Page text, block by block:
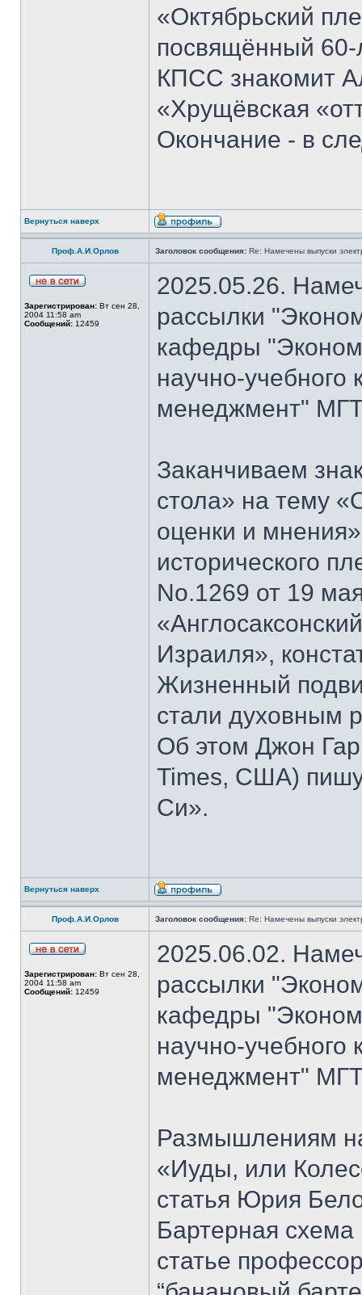
«Октябрьский
посвящённый 60-
КПСС знакомит
«Хрущёвская
Окончание - в
Вернуться наверх
Проф.А.И.Орлов Заголовок сообщения: Re: Намечены выпуски
Зарегистрирован: Вт сен 28,
2004 11:58 am
Сообщений: 12459
2025.05.26.
рассылки
кафедры
научно-
менеджмент"
Заканчиваем
стола» на тему
оценки и
исторического
No.1269 от 19
Израиля»,
Жизненный
стали духовным
Об этом Джон
Times, США)
Си».
Вернуться наверх
Проф.А.И.Орлов Заголовок сообщения: Re: Намечены выпуски
Зарегистрирован: Вт сен 28,
2004 11:58 am
Сообщений: 12459
2025.06.02.
рассылки
кафедры
научно-
менеджмент"
Размышлениям
«Иуды, или
статья Юрия
Бартерная схема
статье